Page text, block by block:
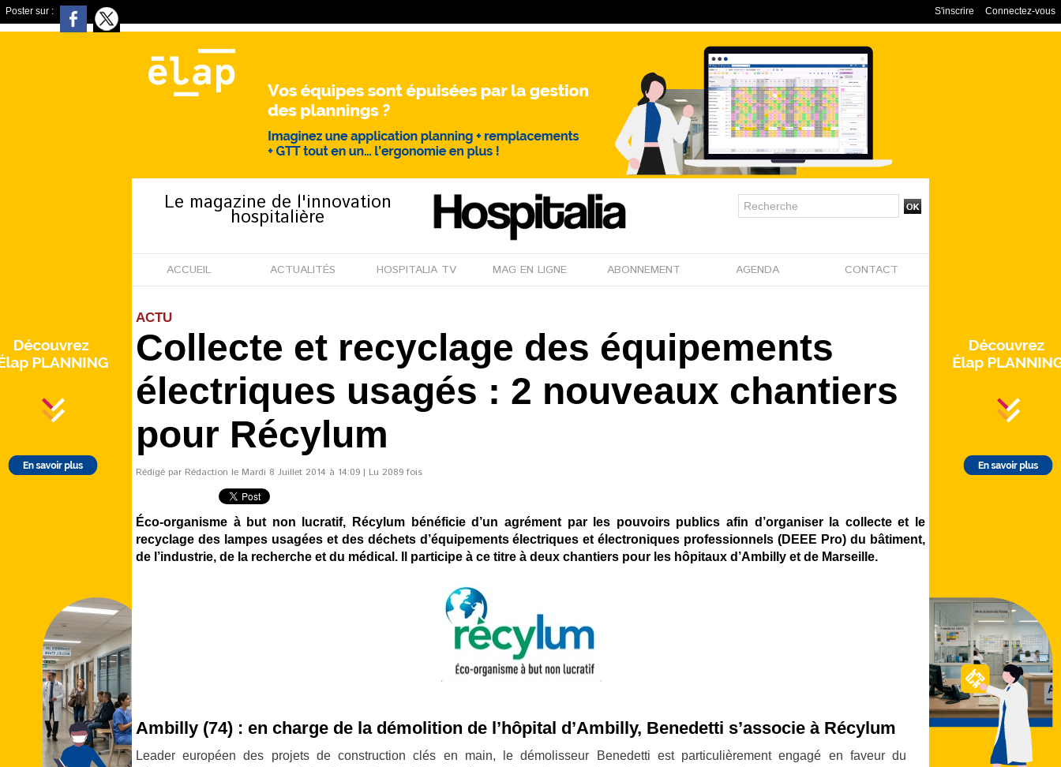
Poster sur : Connectez-vous
S'inscrire
Le magazine de l'innovation
hospitalière
ACCUEIL ACTUALITÉS HOSPITALIA TV MAG EN LIGNE ABONNEMENT AGENDA CONTACT
ACTU
Collecte et recyclage des équipements
électriques usagés : 2 nouveaux chantiers
pour Récylum
Rédigé par Rédaction le Mardi 8 Juillet 2014 à 14:09 | Lu 2089 fois
Éco-organisme à but non lucratif, Récylum bénéficie d’un agrément par les pouvoirs publics afin d’organiser la collecte et le
recyclage des lampes usagées et des déchets d’équipements électriques et électroniques professionnels (DEEE Pro) du bâtiment,
de l’industrie, de la recherche et du médical. Il participe à ce titre à deux chantiers pour les hôpitaux d’Ambilly et de Marseille.
Ambilly (74) : en charge de la démolition de l’hôpital d’Ambilly, Benedetti s’associe à Récylum
Leader européen des projets de construction clés en main, le démolisseur Benedetti est particulièrement engagé en faveur du